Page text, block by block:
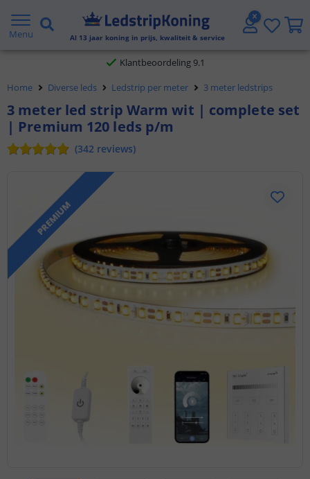
Menu Al 13 jaar koning in prijs, kwaliteit & service
Gratis verzending vanaf € 20,- NL en BE
Klantbeoordeling 9.1
Voor 23:45 uur besteld,morgen in huis
Home Diverse leds Ledstrip per meter 3 meter ledstrips
3 meter led strip Warm wit | complete set
| Premium 120 leds p/m
(342 reviews)
PREMIUM